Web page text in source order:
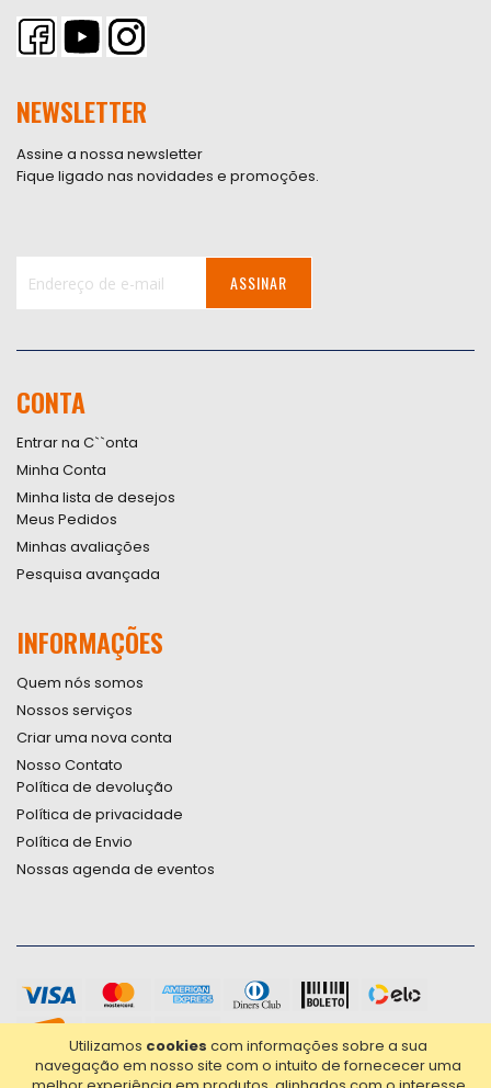
Utilizamos cookies com informações sobre a sua
navegação em nosso site com o intuito de fornececer uma
NEWSLETTER
Assine a nossa newsletter
Fique ligado nas novidades e promoções.
Newsletter:
ASSINAR
CONTA
Entrar na C``onta
Minha Conta
Minha lista de desejos
Meus Pedidos
Minhas avaliações
Pesquisa avançada
INFORMAÇÕES
Quem nós somos
Nossos serviços
Criar uma nova conta
Nosso Contato
Política de devolução
Política de privacidade
Política de Envio
Nossas agenda de eventos